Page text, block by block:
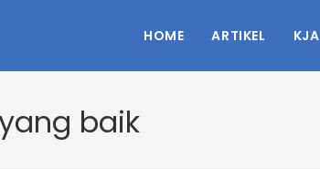
HOME ARTIKEL KJA
baik